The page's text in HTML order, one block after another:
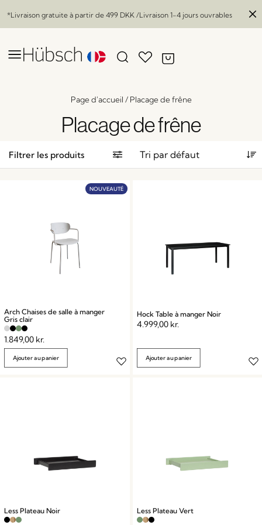
*Livraison gratuite à partir de 499 DKK /Livraison 1-4 jours ouvrables
Page d'accueil / Placage de frêne
Placage de frêne
Filtrer les produits
NOUVEAUTÉ
Arch Chaises de salle à manger
Gris clair
1.849,00 kr.
Ajouter au panier
Hock Table à manger Noir
4.999,00 kr.
Ajouter au panier
Less Plateau Noir Less Plateau Vert